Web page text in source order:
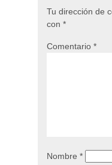
Tu dirección de
con *
Comentario *
Nombre *